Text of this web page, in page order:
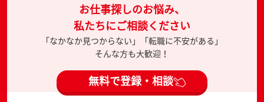
お仕事探しのお悩み、
私たちにご相談ください
「なかなか見つからない」「転職に不安がある」
そんな方も大歓迎！
無料で登録・相談